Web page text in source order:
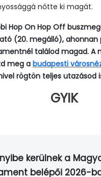
nőtte ki magát.
Hop On Hop Off
(20. megálló), ahonnan
találod magad. A
meg a budapesti
rögtön teljes utazásod
GYIK
kerülnek a
belépői 2026-